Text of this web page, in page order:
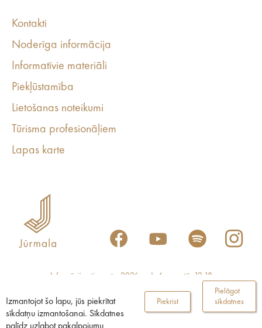
Izmantojot šo lapu, jūs piekrītat
sīkdatņu izmantošanai. Sīkdatnes
Piekrist
Pielāgot
sīkdatnes
Kontakti
Noderīga informācija
Informatīvie materiāli
Piekļūstamība
Lietošanas noteikumi
Tūrisma profesionāļiem
Lapas karte
Informācija atjaunota: 2026.gada 6.augustā, 12:18